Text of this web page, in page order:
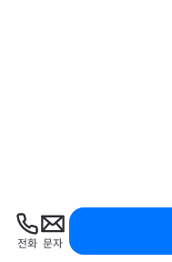
전화 문자